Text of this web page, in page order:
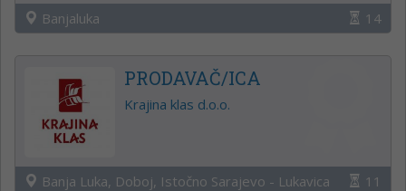
Banjaluka 14
PRODAVAČ/ICA
Krajina klas d.o.o.
Banja Luka, Doboj, Istočno Sarajevo - Lukavica 11